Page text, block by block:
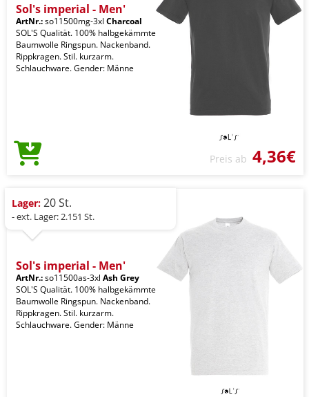
Sol's imperial - Men'
ArtNr.:so11500mg-3xl Charcoal
SOL'S Qualität. 100% halbgekämmte
Baumwolle Ringspun. Nackenband.
Rippkragen. Stil. kurzarm.
Schlauchware. Gender: Männe
Preis ab 4,36€
Lager: 20 St.
- ext. Lager: 2.151 St.
Sol's imperial - Men'
ArtNr.:so11500as-3xl Ash Grey
SOL'S Qualität. 100% halbgekämmte
Baumwolle Ringspun. Nackenband.
Rippkragen. Stil. kurzarm.
Schlauchware. Gender: Männe